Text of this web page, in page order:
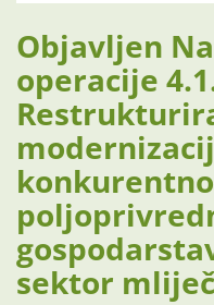
Objavljen
operacije
sektor